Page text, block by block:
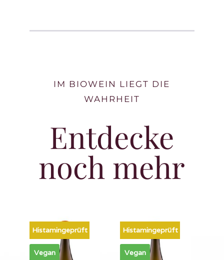
IM BIOWEIN LIEGT DIE
WAHRHEIT
Entdecke
noch mehr
Histamingeprüft
Vegan
Histamingeprüft
Vegan